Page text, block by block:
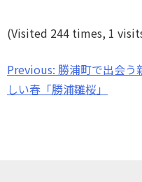
(Visited 244 times, 1
投
Previous: 勝浦町で出会う
しい春「勝浦雛桜」